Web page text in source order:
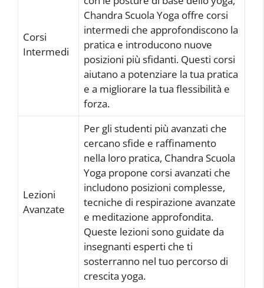
Corsi
Intermedi
Chandra Scuola Yoga offre corsi
intermedi che approfondiscono la
pratica e introducono nuove
posizioni più sfidanti. Questi corsi
aiutano a potenziare la tua pratica
e a migliorare la tua flessibilità e
forza.
Lezioni
Avanzate
Per gli studenti più avanzati che
cercano sfide e raffinamento
nella loro pratica, Chandra Scuola
Yoga propone corsi avanzati che
includono posizioni complesse,
tecniche di respirazione avanzate
e meditazione approfondita.
Queste lezioni sono guidate da
insegnanti esperti che ti
sosterranno nel tuo percorso di
crescita yoga.